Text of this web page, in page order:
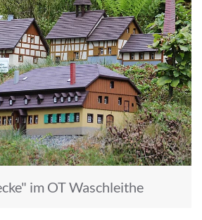
im OT Waschleithe